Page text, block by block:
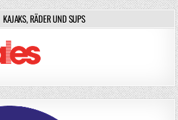
KAJAKS, RÄDER UND SUPS